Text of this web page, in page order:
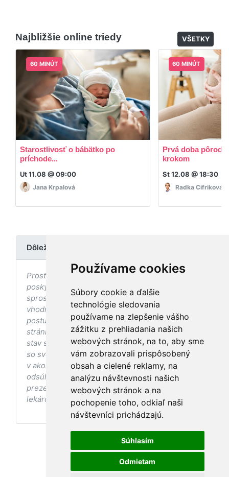
Používame cookies
Súbory cookie a ďalšie
technológie sledovania
používame na zlepšenie vášho
zážitku z prehliadania našich
webových stránok, na to, aby sme
vám zobrazovali prispôsobený
obsah a cielené reklamy, na
analýzu návštevnosti našich
webových stránok a na
pochopenie toho, odkiaľ naši
návštevníci prichádzajú.
Súhlasím
Odmietam
dispozícií.
Najbližšie online triedy VŠETKY
60 MINÚT
Starostlivosť o bábätko po
príchode...
Ut 11.08 @ 09:00
Jana Krpalová
60 MINÚT
Prvá doba
krokom
St 12.08 @ 18:30
Radka Cifriková
Dôležité upozornenie
Prostredníctvom stránky nedochádza k
poskytovaniu zdravotnej starostlivosti, ani k jej
sprostredkovaniu, ani k jej nahrádzaniu. O
vhodných postupoch v oblasti zdravia, vhodnosti
postupov a odporúčaní prezentovaných na
stránke s ohľadom na Váš zdravotný
stav sa pred ich aplikáciou vždy vopred poraďte
so svojím ošetrujúcim lekárom, a to najmä ak ste
v akomkoľvek štádiu tehotenstva. Bez
odsúhlasenia postupov a odporúčaní
prezentovaných na stránke Vaším ošetrujúcim
lekárom tieto postupy a odporúčania neaplikujte.